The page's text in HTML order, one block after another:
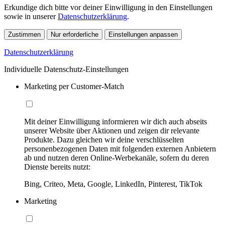
Erkundige dich bitte vor deiner Einwilligung in den Einstellungen
sowie in unsererDatenschutzerklärung.
Zustimmen Nur erforderliche Einstellungen anpassen
Datenschutzerklärung
Individuelle Datenschutz-Einstellungen
Marketing per Customer-Match
Mit deiner Einwilligung informieren wir dich auch abseits
unserer Website über Aktionen und zeigen dir relevante
Produkte. Dazu gleichen wir deine verschlüsselten
personenbezogenen Daten mit folgenden externen Anbietern
ab und nutzen deren Online-Werbekanäle, sofern du deren
Dienste bereits nutzt:
Bing, Criteo, Meta, Google, LinkedIn, Pinterest, TikTok
Marketing